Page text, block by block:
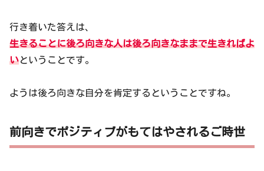
行き着いた答えは、
生きることに後ろ向きな人は後ろ向きなままで生きればよ
いということです。
ようは後ろ向きな自分を肯定するということですね。
前向きでポジティブがもてはやされるご時世